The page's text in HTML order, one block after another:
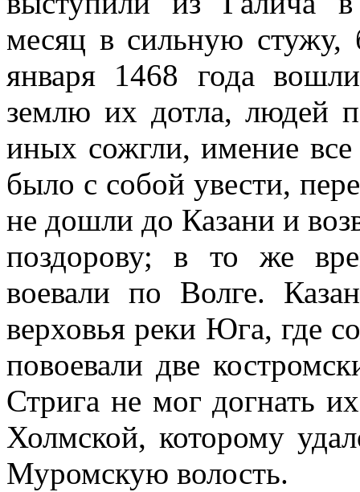
месяц в сильную
января 1468 года
землю их дотла, людей
иных сожгли, имение все
было с собой увести,
не дошли до Казани и
поздорову; в то же
воевали по Волге.
верховья реки Юга, где
повоевали две
Стрига не мог догнать
Холмской, которому
Муромскую волость.